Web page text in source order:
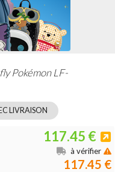
Pokémon LF-
LIVRAISON
117.45 €
117.45 €
à vérifier